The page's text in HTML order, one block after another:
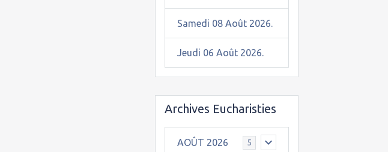
Samedi 08 Août 2026.
Jeudi 06 Août 2026.
Archives Eucharisties
AOÛT 2026 5